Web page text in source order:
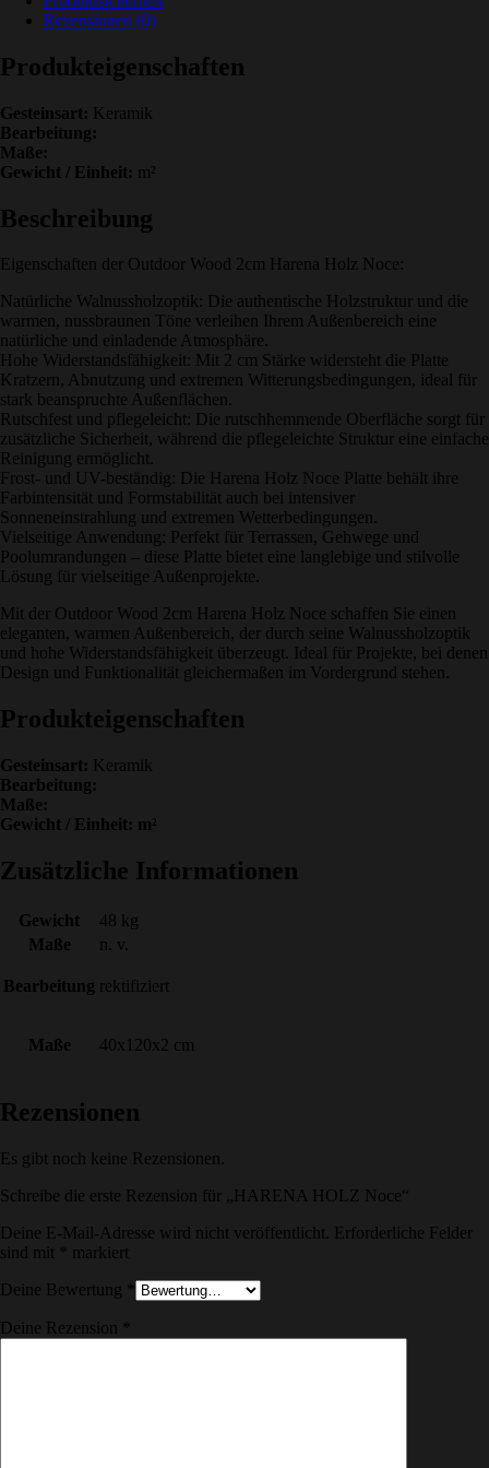
Rezensionen (0)
Produkteigenschaften
Gesteinsart: Keramik
Bearbeitung:
Maße:
Gewicht / Einheit: m²
Beschreibung
Eigenschaften der Outdoor Wood 2cm Harena Holz Noce:
Natürliche Walnussholzoptik: Die authentische Holzstruktur und die
warmen, nussbraunen Töne verleihen Ihrem Außenbereich eine
natürliche und einladende Atmosphäre.
Hohe Widerstandsfähigkeit: Mit 2 cm Stärke widersteht die Platte
Kratzern, Abnutzung und extremen Witterungsbedingungen, ideal für
stark beanspruchte Außenflächen.
Rutschfest und pflegeleicht: Die rutschhemmende Oberfläche sorgt für
zusätzliche Sicherheit, während die pflegeleichte Struktur eine einfache
Reinigung ermöglicht.
Frost- und UV-beständig: Die Harena Holz Noce Platte behält ihre
Farbintensität und Formstabilität auch bei intensiver
Sonneneinstrahlung und extremen Wetterbedingungen.
Vielseitige Anwendung: Perfekt für Terrassen, Gehwege und
Poolumrandungen – diese Platte bietet eine langlebige und stilvolle
Lösung für vielseitige Außenprojekte.
Mit der Outdoor Wood 2cm Harena Holz Noce schaffen Sie einen
eleganten, warmen Außenbereich, der durch seine Walnussholzoptik
und hohe Widerstandsfähigkeit überzeugt. Ideal für Projekte, bei denen
Design und Funktionalität gleichermaßen im Vordergrund stehen.
Produkteigenschaften
Gesteinsart: Keramik
Bearbeitung:
Maße:
Gewicht / Einheit: m²
Zusätzliche Informationen
Gewicht
48 kg
Maße
n. v.
Bearbeitung rektifiziert
Maße 40x120x2 cm
Rezensionen
Es gibt noch keine Rezensionen.
Schreibe die erste Rezension für „HARENA HOLZ Noce“
Deine E-Mail-Adresse wird nicht veröffentlicht.
Erforderliche Felder
sind mit
markiert
Deine Bewertung
Deine Rezension